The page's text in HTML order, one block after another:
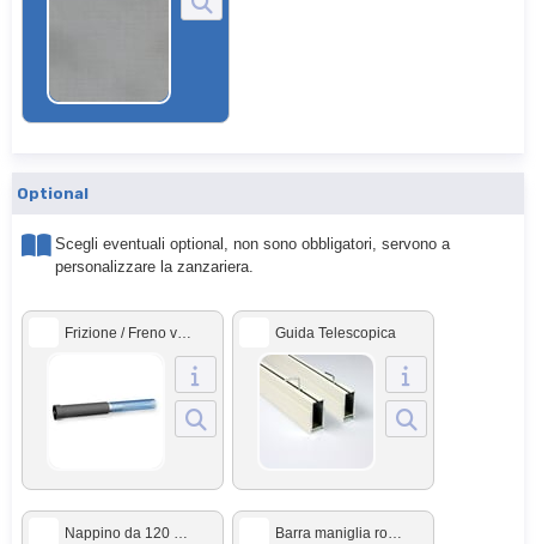
Optional
Scegli eventuali optional, non sono obbligatori, servono a
personalizzare la zanzariera.
Frizione / Freno viscodinamico Bettio Guida Telescopica
Nappino da 120 centimetri Barra maniglia rovesciata